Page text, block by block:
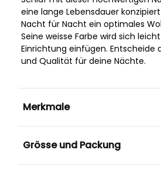
eine lange Lebensdauer
Nacht für Nacht ein optimales
Seine weisse Farbe wird sich
Einrichtung einfügen. Entscheide
und Qualität für deine Nächte.
Merkmale
Grösse und Packung